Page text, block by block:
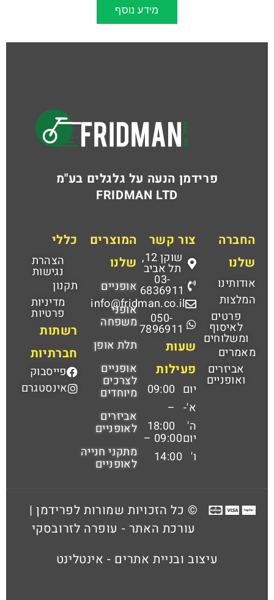
מידע נוסף
פרידמן הנעה על גלגלים בע"מ
FRIDMAN LTD
החברה
שלנו
אודותינו
המלצות
פרטים
לאיסוף
ומשלוחים
מאמרים
אביזרים
ואופניים
צור קשר
שוקן 12,
תל אביב
03-
6836911
info@fridman.co.il
050-
7896911
שעות
פעילות
יום
א'-
ה'
09:00
–
18:00
יום
ו'
09:00 –
14:00
המוצרים
שלנו
אופניים
אופני
משפחה
תלת אופן
אופניים
לצרכים
מיוחדים
אביזרים
לאופניים
מתקני חנייה
לאופניים
כללי
הצהרת
נגישות
תקנון
מדיניות
פרטיות
רשתות
חברתיות
פייסבוק
אינסטגרם
© כל הזכויות שמורות לפרידמן |
עורכת האתר - עופרה לזרובסקי
עיצוב ובניית אתרים - אינטלינט